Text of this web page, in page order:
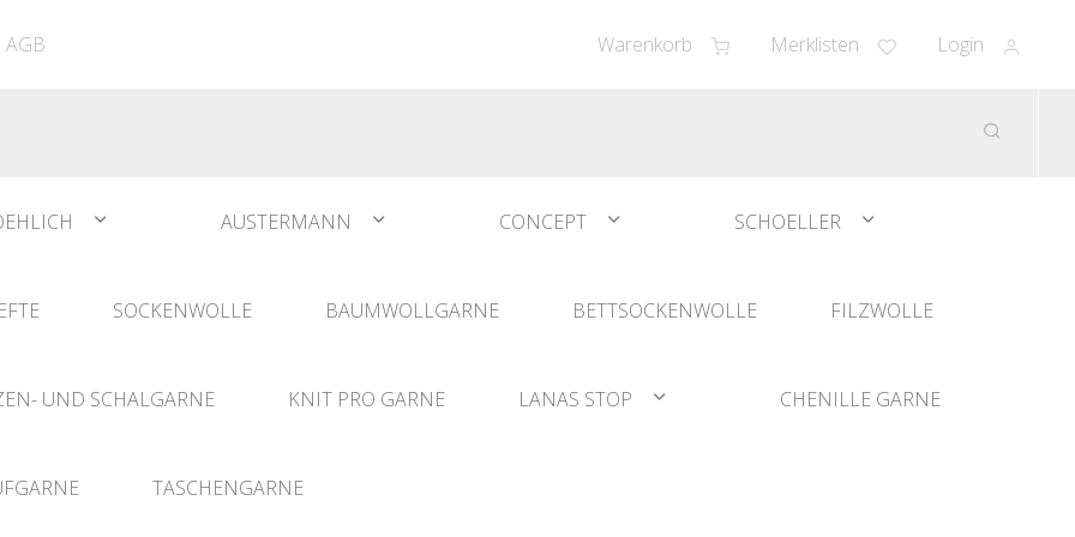
Warenkorb Merklisten Login
AGB
AUSTERMANN CONCEPT SCHOELLER
SOCKENWOLLE BAUMWOLLGARNE BETTSOCKENWOLLE FILZWOLLE
UND SCHALGARNE KNIT PRO GARNE LANAS STOP CHENILLE GARNE
TASCHENGARNE